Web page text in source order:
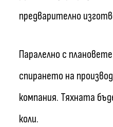
предварително
Паралелно с
спирането на
компания. Тяхната
коли.